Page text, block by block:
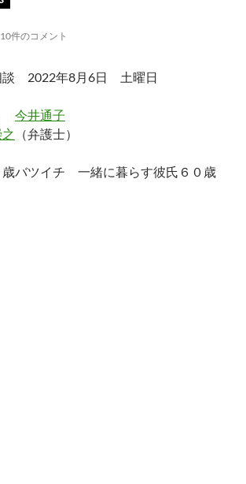
10件のコメント
談 2022年8月6日 土曜日
今井通子
（弁護士）
バツイチ 一緒に暮らす彼氏６０歳